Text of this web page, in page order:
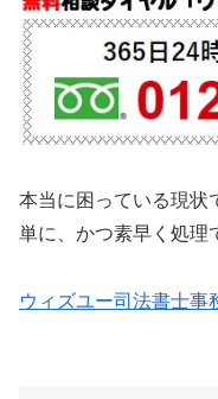
本当に困っている現状
単に、かつ素早く処理
ウィズユー司法書士事